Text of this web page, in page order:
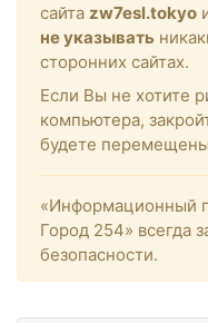
сайта zw7esl.tokyo
не указывать
сторонних сайтах.
Если Вы не хотите
компьютера,
будете
«Информационный
Город 254» всегда
безопасности.